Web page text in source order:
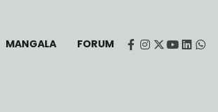
MANGALA FORUM facebook
instagram
twitter
youtube